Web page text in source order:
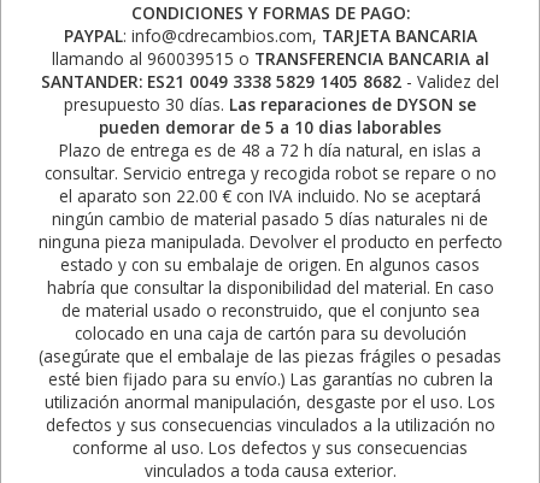
CONDICIONES Y FORMAS DE PAGO:
PAYPAL: info@cdrecambios.com, TARJETA BANCARIA
llamando al 960039515 o TRANSFERENCIA BANCARIA al
SANTANDER: ES21 0049 3338 5829 1405 8682 - Validez del
presupuesto 30 días. Las reparaciones de DYSON se
pueden demorar de 5 a 10 dias laborables
Plazo de entrega es de 48 a 72 h día natural, en islas a
consultar. Servicio entrega y recogida robot se repare o no
el aparato son 22.00 € con IVA incluido. No se aceptará
ningún cambio de material pasado 5 días naturales ni de
ninguna pieza manipulada. Devolver el producto en perfecto
estado y con su embalaje de origen. En algunos casos
habría que consultar la disponibilidad del material. En caso
de material usado o reconstruido, que el conjunto sea
colocado en una caja de cartón para su devolución
(asegúrate que el embalaje de las piezas frágiles o pesadas
esté bien fijado para su envío.) Las garantías no cubren la
utilización anormal manipulación, desgaste por el uso. Los
defectos y sus consecuencias vinculados a la utilización no
conforme al uso. Los defectos y sus consecuencias
vinculados a toda causa exterior.